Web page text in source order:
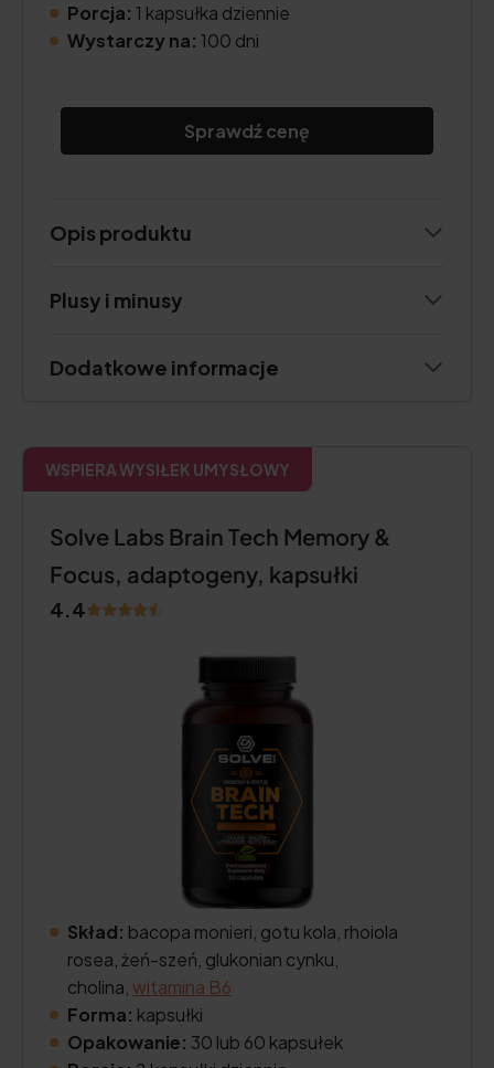
Porcja: 1 kapsułka dziennie
Wystarczy na: 100 dni
Sprawdź cenę
Opis produktu
Plusy i minusy
Dodatkowe informacje
WSPIERA WYSIŁEK UMYSŁOWY
Solve Labs Brain Tech Memory &
Focus, adaptogeny, kapsułki
4.4
Skład: bacopa monieri, gotu kola, rhoiola
rosea, żeń-szeń, glukonian cynku,
cholina, witamina B6
Forma: kapsułki
Opakowanie: 30 lub 60 kapsułek